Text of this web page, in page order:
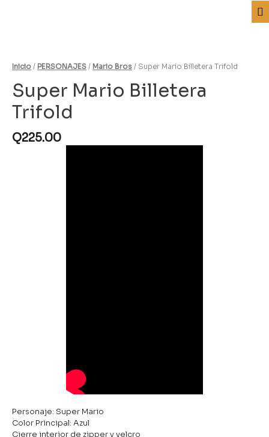
Inicio / PERSONAJES / Mario Bros / Super Mario Billetera Trifold
Super Mario Billetera
Trifold
Q225.00
Personaje: Super Mario
Color Principal: Azul
Cierre interior de zipper y velcro